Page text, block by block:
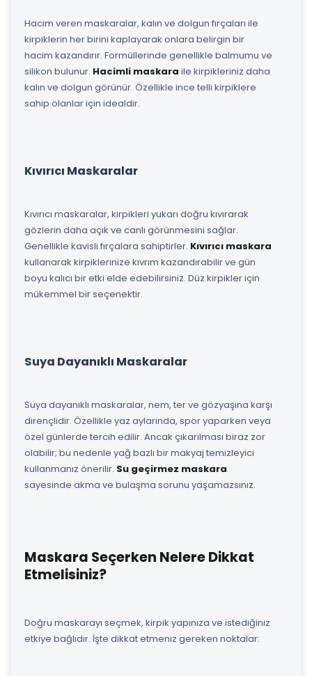
Hacim veren maskaralar, kalın ve dolgun fırçaları ile
kirpiklerin her birini kaplayarak onlara belirgin bir
hacim kazandırır. Formüllerinde genellikle balmumu ve
silikon bulunur. Hacimli maskara ile kirpikleriniz daha
kalın ve dolgun görünür. Özellikle ince telli kirpiklere
sahip olanlar için idealdir.
Kıvırıcı Maskaralar
Kıvırıcı maskaralar, kirpikleri yukarı doğru kıvırarak
gözlerin daha açık ve canlı görünmesini sağlar.
Genellikle kavisli fırçalara sahiptirler. Kıvırıcı maskara
kullanarak kirpiklerinize kıvrım kazandırabilir ve gün
boyu kalıcı bir etki elde edebilirsiniz. Düz kirpikler için
mükemmel bir seçenektir.
Suya Dayanıklı Maskaralar
Suya dayanıklı maskaralar, nem, ter ve gözyaşına karşı
dirençlidir. Özellikle yaz aylarında, spor yaparken veya
özel günlerde tercih edilir. Ancak çıkarılması biraz zor
olabilir; bu nedenle yağ bazlı bir makyaj temizleyici
kullanmanız önerilir. Su geçirmez maskara
sayesinde akma ve bulaşma sorunu yaşamazsınız.
Maskara Seçerken Nelere Dikkat
Etmelisiniz?
Doğru maskarayı seçmek, kirpik yapınıza ve istediğiniz
etkiye bağlıdır. İşte dikkat etmeniz gereken noktalar: